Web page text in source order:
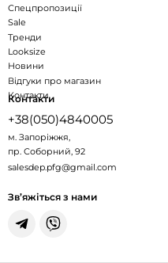
Спецпропозиції
Sale
Тренди
Looksize
Новини
Відгуки про магазин
Контакти
Контакти
+38(050)4840005
м. Запоріжжя,
пр. Соборний, 92
salesdep.pfg@gmail.com
Зв’яжіться з нами